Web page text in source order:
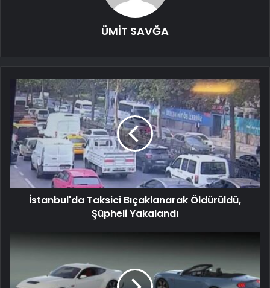
ÜMİT SAVĞA
İstanbul'da Taksici Bıçaklanarak Öldürüldü,
Şüpheli Yakalandı